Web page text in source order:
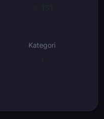
Kategori